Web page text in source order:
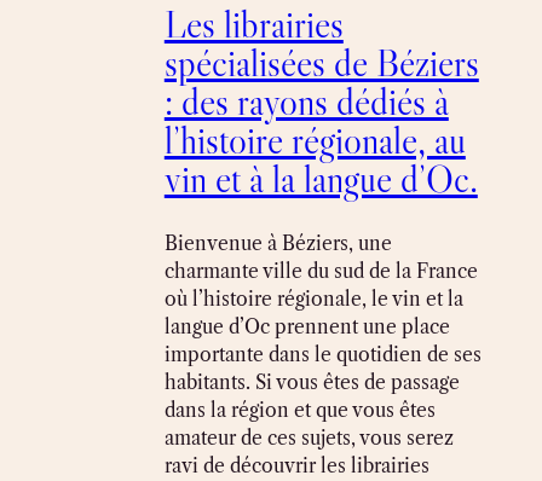
Les librairies
spécialisées de Béziers
: des rayons dédiés à
l’histoire régionale, au
vin et à la langue d’Oc.
Bienvenue à Béziers, une
charmante ville du sud de la France
où l’histoire régionale, le vin et la
langue d’Oc prennent une place
importante dans le quotidien de ses
habitants. Si vous êtes de passage
dans la région et que vous êtes
amateur de ces sujets, vous serez
ravi de découvrir les librairies